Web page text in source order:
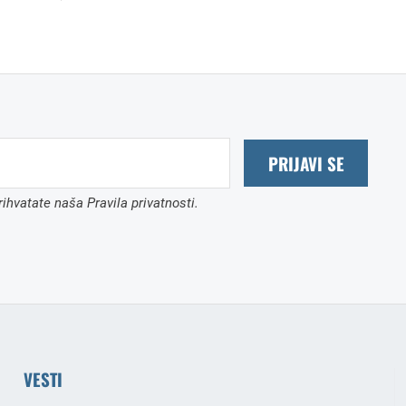
PRIJAVI SE
naša Pravila privatnosti.
VESTI